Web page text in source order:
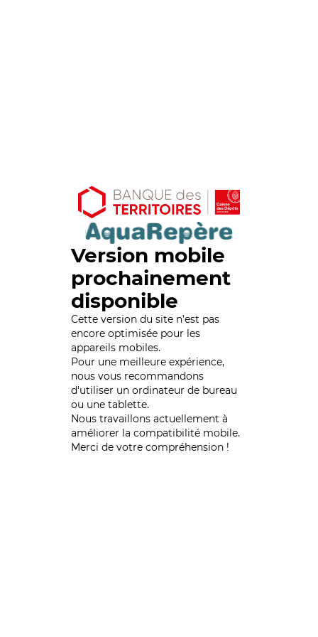
Version mobile
prochainement
disponible
Cette version du site n’est pas
encore optimisée pour les
appareils mobiles.
Pour une meilleure expérience,
nous vous recommandons
d'utiliser un ordinateur de bureau
ou une tablette.
Nous travaillons actuellement à
améliorer la compatibilité mobile.
Merci de votre compréhension !